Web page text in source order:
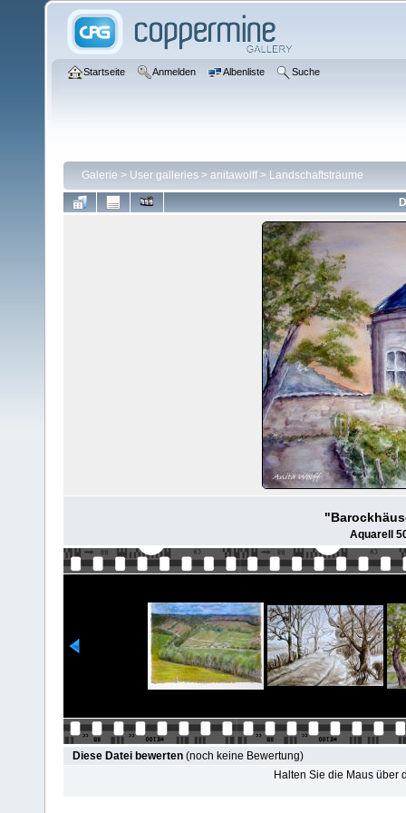
Startseite Anmelden Albenliste Suche
Galerie > User galleries > anitawolff > Landschaftsträume
Aquarell
Diese Datei bewerten (noch keine Bewertung)
Halten Sie die Maus über